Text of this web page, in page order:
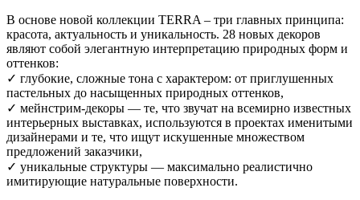
В основе новой коллекции TERRA – три главных принципа:
красота, актуальность и уникальность. 28 новых декоров
являют собой элегантную интерпретацию природных форм и
оттенков:
✓ глубокие, сложные тона с характером: от приглушенных
пастельных до насыщенных природных оттенков,
✓ мейнстрим-декоры — те, что звучат на всемирно известных
интерьерных выставках, используются в проектах именитыми
дизайнерами и те, что ищут искушенные множеством
предложений заказчики,
✓ уникальные структуры — максимально реалистично
имитирующие натуральные поверхности.